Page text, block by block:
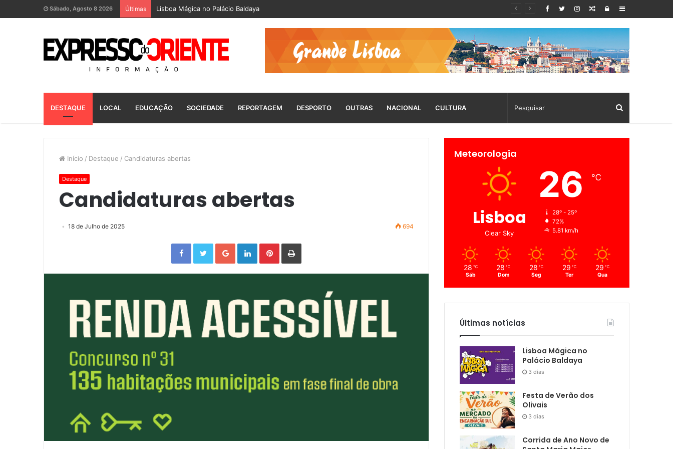
Sábado, Agosto 8 2026 Últimas Lisboa Mágica no Palácio Baldaya Sidebar
Log
Random
DESTAQUE LOCAL EDUCAÇÃO SOCIEDADE REPORTAGEM DESPORTO OUTRAS NACIONAL CULTURA
Início / Destaque / Candidaturas abertas
Destaque
Candidaturas abertas
18 de Julho de 2025 694
Facebook Twitter Google+ LinkedIn Pinterest
Meteorologia
Lisboa
Clear Sky
26 ℃
28º - 25º
72%
5.81 km/h
28 ℃
Sáb
28 ℃
Dom
28 ℃
Seg
29 ℃
Ter
29 ℃
Qua
Últimas notícias
Lisboa Mágica no
Palácio Baldaya
3 dias
Festa de Verão dos
Olivais
3 dias
Corrida de Ano Novo de